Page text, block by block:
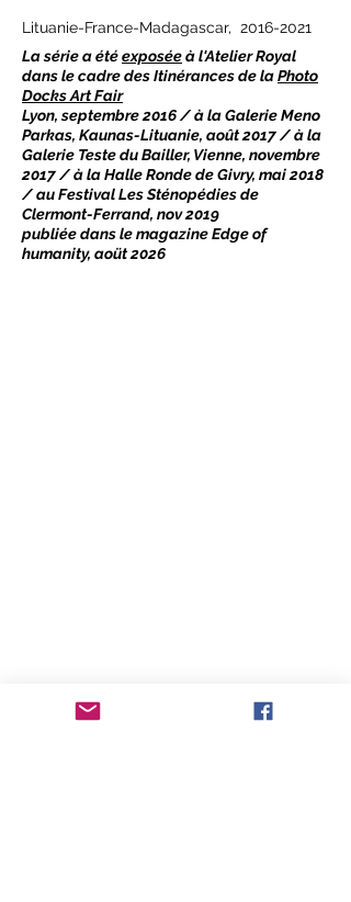
Lituanie-France-Madagascar, 2016-2021
La série a étéexposéeà l'Atelier Royal
dans le cadre des Itinérances de laPhoto
Docks Art Fair
Lyon, septembre 2016 / à la Galerie Meno
Parkas, Kaunas-Lituanie, août 2017 / à la
Galerie Teste du Bailler, Vienne, novembre
2017 / à la Halle Ronde de Givry, mai 2018
/ au Festival Les Sténopédies de
Clermont-Ferrand, nov 2019
publiée dans le magazine Edge of
humanity, aoüt 2026